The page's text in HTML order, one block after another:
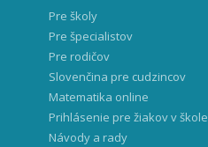
Pre školy
Pre špecialistov
Pre rodičov
Slovenčina pre cudzincov
Matematika online
Prihlásenie pre žiakov v škole
Návody a rady